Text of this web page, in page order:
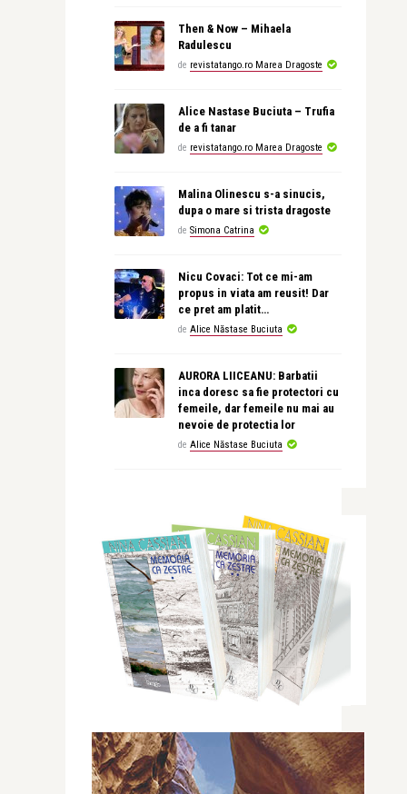
Then & Now – Mihaela
Radulescu
de revistatango.ro Marea Dragoste
Alice Nastase Buciuta – Trufia
de a fi tanar
de revistatango.ro Marea Dragoste
Malina Olinescu s-a sinucis,
dupa o mare si trista dragoste
de Simona Catrina
Nicu Covaci: Tot ce mi-am
propus in viata am reusit! Dar
ce pret am platit…
de Alice Năstase Buciuta
AURORA LIICEANU: Barbatii
inca doresc sa fie protectori cu
femeile, dar femeile nu mai au
nevoie de protectia lor
de Alice Năstase Buciuta